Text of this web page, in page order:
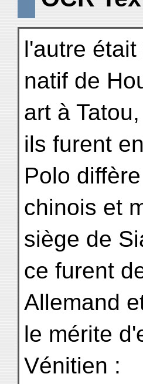
l'autre
natif de
art à
ils furent
Polo
chinois et
siège de
ce furent
Allemand
le mérite
Vénitien :